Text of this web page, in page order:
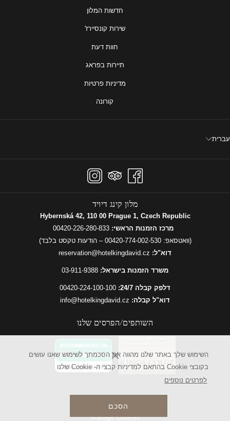
השימוש שלך באתר שלנו מהווה את הסכמתך לשימוש שאנו עושים
בקובצי Cookie בהתאם למדיניות קבצי ה- Cookie שלנו
לפרטים נוספים
הסכם
חדשות המלון
שירות קונסיירז'
חוות דעת
תיירות בפראג
מדיניות פרטיות
קורונה
עברית
מלון קינג דיויד
Hybernská 42, 110 00 Prague 1, Czech Republic
מרכז הזמנות הראשי: 00420-226-280-833
(וואטסאפ:00420-774-002-530 – הודעות טקסט בלבד)
דוא"ל: reservation@hotelkingdavid.cz
משרד הזמנות בישראל: 03-911-9388
דלפק קבלה 24/7:
00420-224-100-100
דוא"ל קבלה: info@hotelkingdavid.cz
השותפים/הפרסים שלנו
הקודם
הבא
בוצע על-ידיTravelclick
Manage Cookies